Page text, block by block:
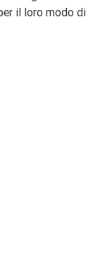
il loro modo di